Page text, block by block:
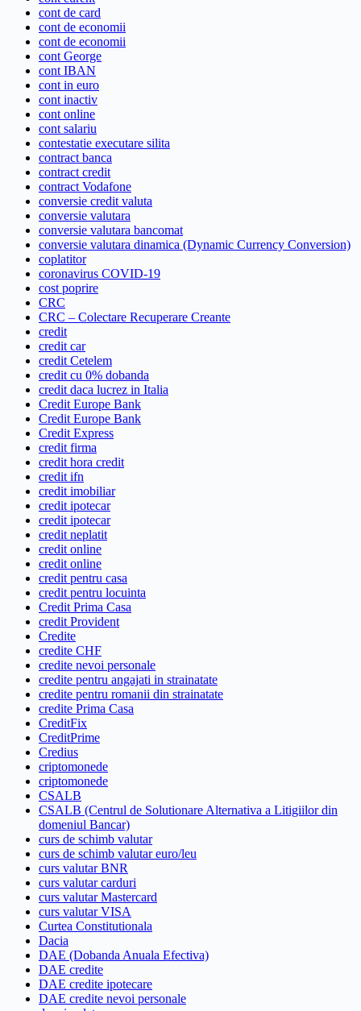
cont de card
cont de economii
cont de economii
cont George
cont IBAN
cont in euro
cont inactiv
cont online
cont salariu
contestatie executare silita
contract banca
contract credit
contract Vodafone
conversie credit valuta
conversie valutara
conversie valutara bancomat
conversie valutara dinamica (Dynamic Currency Conversion)
coplatitor
coronavirus COVID-19
cost poprire
CRC
CRC – Colectare Recuperare Creante
credit
credit car
credit Cetelem
credit cu 0% dobanda
credit daca lucrez in Italia
Credit Europe Bank
Credit Europe Bank
Credit Express
credit firma
credit hora credit
credit ifn
credit imobiliar
credit ipotecar
credit ipotecar
credit neplatit
credit online
credit online
credit pentru casa
credit pentru locuinta
Credit Prima Casa
credit Provident
Credite
credite CHF
credite nevoi personale
credite pentru angajati in strainatate
credite pentru romanii din strainatate
credite Prima Casa
CreditFix
CreditPrime
Credius
criptomonede
criptomonede
CSALB
CSALB (Centrul de Solutionare Alternativa a Litigiilor din
domeniul Bancar)
curs de schimb valutar
curs de schimb valutar euro/leu
curs valutar BNR
curs valutar carduri
curs valutar Mastercard
curs valutar VISA
Curtea Constitutionala
Dacia
DAE (Dobanda Anuala Efectiva)
DAE credite
DAE credite ipotecare
DAE credite nevoi personale